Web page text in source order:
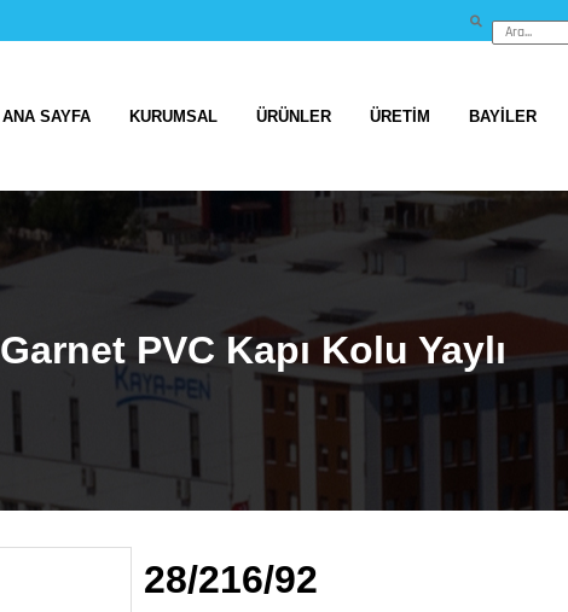
ANA SAYFA KURUMSAL ÜRÜNLER ÜRETİM BAYİLER
Garnet PVC Kapı Kolu Yaylı
28/216/92